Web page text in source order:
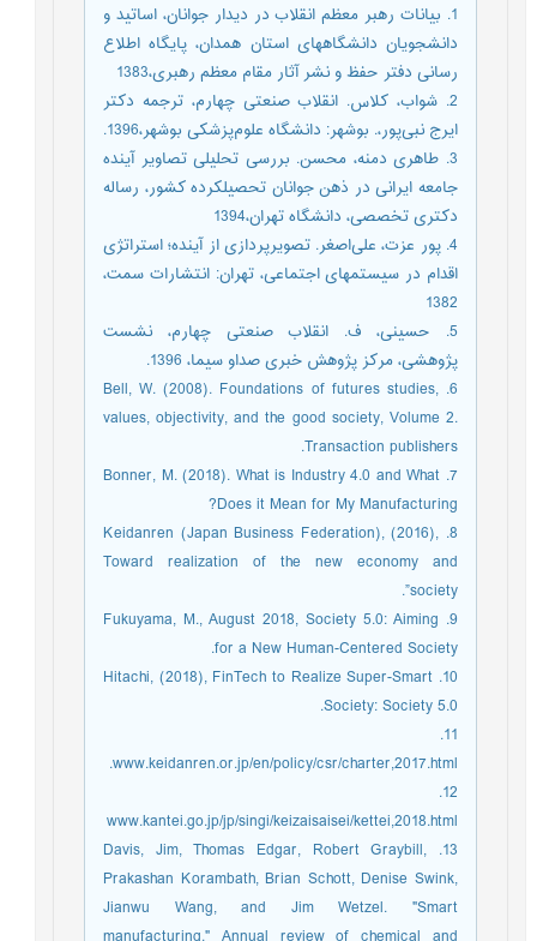
1. بیانات رهبر معظم انقلاب در دیدار جوانان، اساتید و
دانشجویان دانشگاه‏های استان همدان، پایگاه اطلاع
رسانی دفتر حفظ و نشر آثار مقام معظم رهبری،1383
2. شواب، کلاس. انقلاب صنعتی چهارم، ترجمه دکتر
ایرج نبی‌پور،. بوشهر: دانشگاه علوم‌پزشکی بوشهر،1396.
3. طاهری دمنه، محسن. بررسی تحلیلی تصاویر آینده
جامعه ایرانی در ذهن جوانان تحصیلکرده کشور، رساله
دکتری تخصصی، دانشگاه تهران،1394
4. پور عزت، علی‌اصغر. تصویرپردازی از آینده؛ استراتژی
اقدام در سیستمهای اجتماعی، تهران: انتشارات سمت،
1382
5. حسینی، ف. انقلاب صنعتی چهارم، نشست
پژوهشی، مرکز پژوهش خبری صداو سیما، 1396.
6. Bell, W. (2008). Foundations of futures studies,
values, objectivity, and the good society, Volume 2.
Transaction publishers.
7. Bonner, M. (2018). What is Industry 4.0 and What
Does it Mean for My Manufacturing?
8. Keidanren (Japan Business Federation), (2016),
Toward realization of the new economy and
society”.
9. Fukuyama, M., August 2018, Society 5.0: Aiming
for a New Human-Centered Society.
10. Hitachi, (2018), FinTech to Realize Super-Smart
Society: Society 5.0.
11.
www.keidanren.or.jp/en/policy/csr/charter,2017.html.
12.
www.kantei.go.jp/jp/singi/keizaisaisei/kettei,2018.html
13. Davis, Jim, Thomas Edgar, Robert Graybill,
Prakashan Korambath, Brian Schott, Denise Swink,
Jianwu Wang, and Jim Wetzel. "Smart